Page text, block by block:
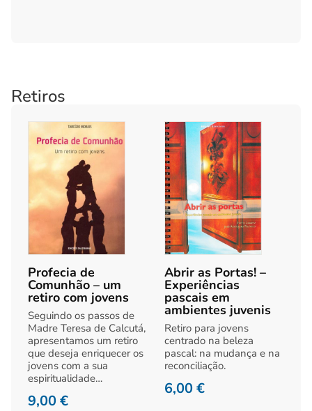
Retiros
Profecia de
Comunhão – um
retiro com jovens
Seguindo os passos de
Madre Teresa de Calcutá,
apresentamos um retiro
que deseja enriquecer os
jovens com a sua
espiritualidade…
9,00€
Abrir as Portas! –
Experiências
pascais em
ambientes juvenis
Retiro para jovens
centrado na beleza
pascal: na mudança e na
reconciliação.
6,00€